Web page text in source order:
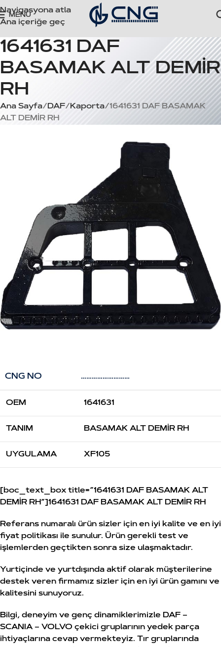
Navigasyona atla
Ana içeriğe geç
MENÜ
1641631 DAF
BASAMAK ALT DEMİR
RH
Ana Sayfa DAF Kaporta
1641631 DAF BASAMAK
ALT DEMİR RH
CNG NO ………………………
OEM 1641631
TANIM BASAMAK ALT DEMİR RH
UYGULAMA XF105
[boc_text_box title=”1641631 DAF BASAMAK ALT
DEMİR RH”]1641631 DAF BASAMAK ALT DEMİR RH
Referans numaralı ürün sizler için en iyi kalite ve en iyi
fiyat politikası ile sunulur. Ürün gerekli test ve
işlemlerden geçtikten sonra size ulaşmaktadır.
Yurtiçinde ve yurtdışında aktif olarak müşterilerine
destek veren firmamız sizler için en iyi ürün gamını ve
kalitesini sunuyoruz.
Bilgi, deneyim ve genç dinamiklerimizle DAF –
SCANIA – VOLVO çekici gruplarının yedek parça
ihtiyaçlarına cevap vermekteyiz. Tır gruplarında